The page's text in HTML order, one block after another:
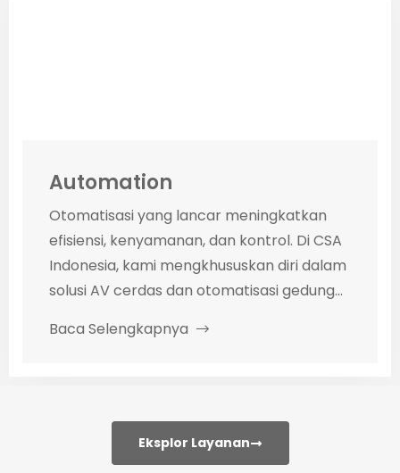
Automation
Otomatisasi yang lancar meningkatkan
efisiensi, kenyamanan, dan kontrol. Di CSA
Indonesia, kami mengkhususkan diri dalam
solusi AV cerdas dan otomatisasi gedung...
Baca Selengkapnya
Eksplor Layanan